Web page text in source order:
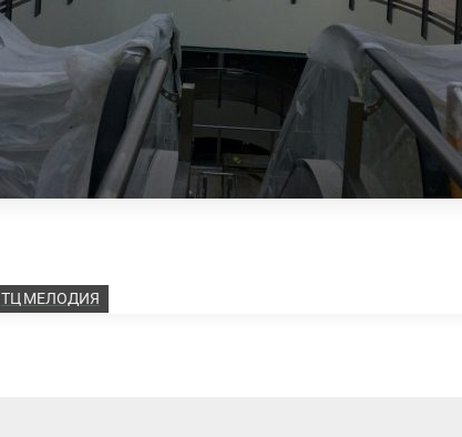
ТЦ МЕЛОДИЯ